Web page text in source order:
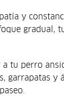
y
gradual,
tu perro
garrapatas y